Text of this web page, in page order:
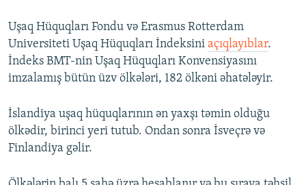
XƏBƏR BÜLLETENLƏRIMIZ
Uşaq Hüquqları Fondu və Erasmus Rotterdam
Universiteti Uşaq Hüquqları İndeksini açıqlayıblar.
İndeks BMT-nin Uşaq Hüquqları Konvensiyasını
imzalamış bütün üzv ölkələri, 182 ölkəni əhatələyir.
İslandiya uşaq hüquqlarının ən yaxşı təmin olduğu
ölkədir, birinci yeri tutub. Ondan sonra İsveçrə və
Finlandiya gəlir.